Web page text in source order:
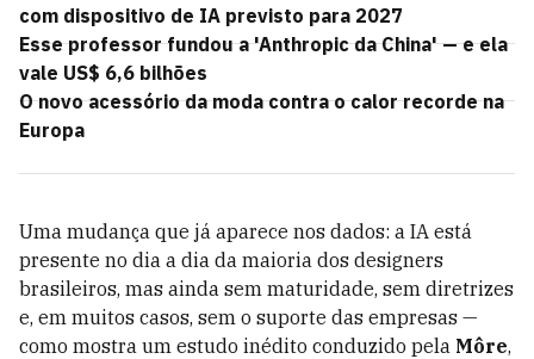
com dispositivo de IA previsto para 2027
Esse professor fundou a 'Anthropic da China' — e ela
vale US$ 6,6 bilhões
O novo acessório da moda contra o calor recorde na
Europa
Uma mudança que já aparece nos dados: a IA está
presente no dia a dia da maioria dos designers
brasileiros, mas ainda sem maturidade, sem diretrizes
e, em muitos casos, sem o suporte das empresas —
como mostra um estudo inédito conduzido pela Môre,